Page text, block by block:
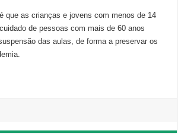
que as crianças e jovens com menos de 14
de pessoas com mais de 60 anos
das aulas, de forma a preservar os